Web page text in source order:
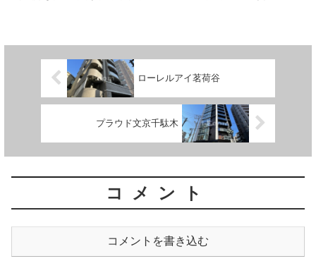
ローレルアイ茗荷谷
プラウド文京千駄木
コメント
コメントを書き込む